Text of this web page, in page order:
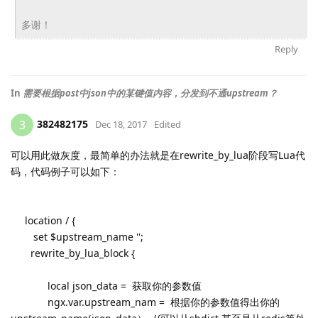
多谢！
Reply
In 需要根据post中json中的某键值内容，分发到不通upstream？
3 382482175 Dec 18, 2017 Edited
可以用此做灰度，最简单的办法就是在rewrite_by_lua阶段写Lua代
码，代码例子可以如下：
location / {
set $upstream_name '';
rewrite_by_lua_block {
local json_data = 获取你的参数值
ngx.var.upstream_nam = 根据你的参数值得出你的